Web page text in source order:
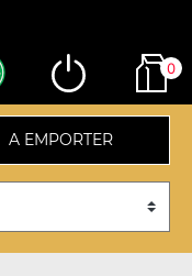
0
A EMPORTER